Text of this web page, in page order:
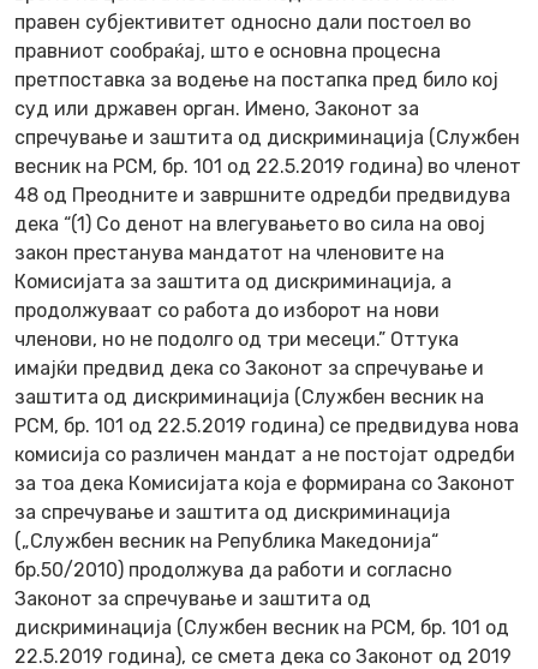
правен субјективитет односно дали постоел во
правниот сообраќај, што е основна процесна
претпоставка за водење на постапка пред било кој
суд или државен орган. Имено, Законот за
спречување и заштита од дискриминација (Службен
весник на РСМ, бр. 101 од 22.5.2019 година) во членот
48 од Преодните и завршните одредби предвидува
дека “(1) Со денот на влегувањето во сила на овој
закон престанува мандатот на членовите на
Комисијата за заштита од дискриминација, а
продолжуваат со работа до изборот на нови
членови, но не подолго од три месеци.” Оттука
имајќи предвид дека со Законот за спречување и
заштита од дискриминација (Службен весник на
РСМ, бр. 101 од 22.5.2019 година) се предвидува нова
комисија со различен мандат а не постојат одредби
за тоа дека Комисијата која е формирана со Законот
за спречување и заштита од дискриминација
(„Службен весник на Република Македонија“
бр.50/2010) продолжува да работи и согласно
Законот за спречување и заштита од
дискриминација (Службен весник на РСМ, бр. 101 од
22.5.2019 година), се смета дека со Законот од 2019